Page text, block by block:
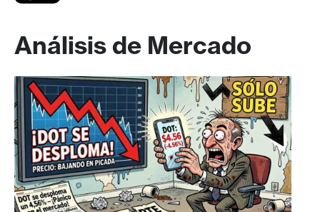
Análisis de Mercado